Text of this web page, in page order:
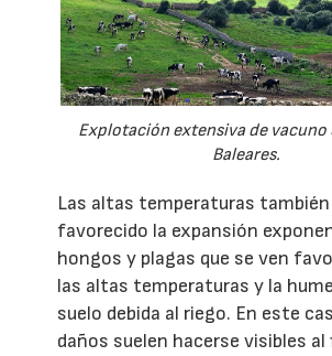
Explotación extensiva de vacuno
Baleares.
Las altas temperaturas
favorecido la expansión
hongos y plagas que se ven
las altas temperaturas y la
suelo debida al riego. En este
daños suelen hacerse visibles al